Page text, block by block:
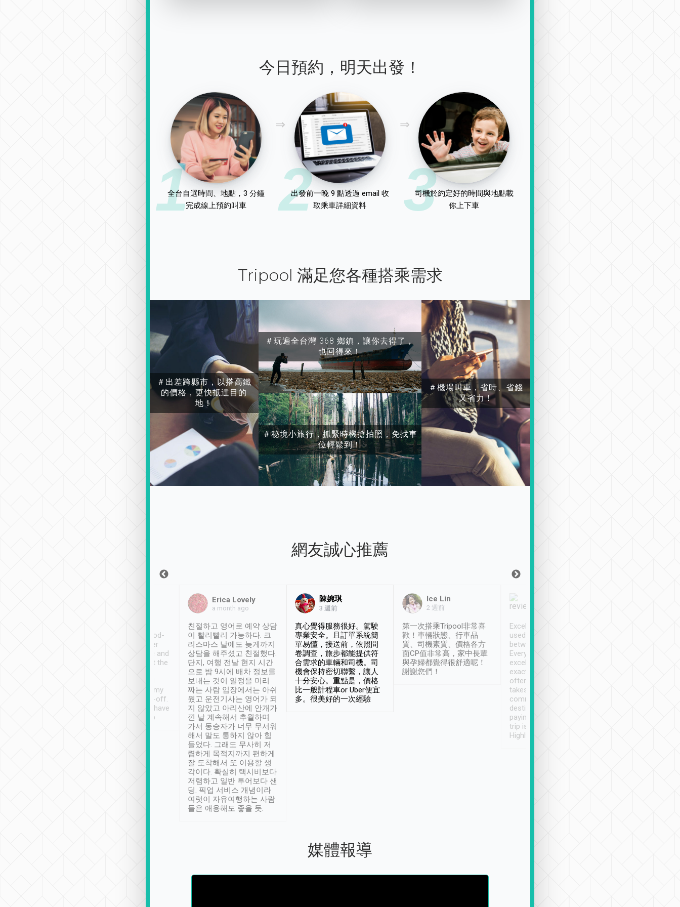
今日預約，明天出發！
1
全台自選時間、地點，3 分鐘
完成線上預約叫車
2
出發前一晚 9 點透過 email 收
取乘車詳細資料
3
司機於約定好的時間與地點載
你上下車
Tripool 滿足您各種搭乘需求
＃出差跨縣市，以搭高鐵
的價格，更快抵達目的
地！
＃玩遍全台灣 368 鄉鎮，讓你去得了，
也回得來！
＃秘境小旅行，抓緊時機搶拍照，免找車
位輕鬆到！
＃機場叫車，省時、省錢
又省力！
網友誠心推薦
service, vehicles in good-
condition and the driver
service was awesome and
thoughtful. Driver went the
have safely arrived at my
destination after drop-off.
Definitely something I have
not seen elsewhere 👍
Erica Lovely
a month ago
친절하고 영어로 예약 상담
이 빨리빨리 가능하다. 크
리스마스 날에도 늦게까지
상담을 해주셨고 친절했다.
단지, 여행 전날 현지 시간
으로 밤 9시에 배차 정보를
보내는 것이 일정을 미리
짜는 사람 입장에서는 아쉬
웠고 운전기사는 영어가 되
지 않았고 아리산에 안개가
낀 날 계속해서 추월하며
가서 동승자가 너무 무서워
해서 말도 통하지 않아 힘
들었다. 그래도 무사히 저
렴하게 목적지까지 편하게
잘 도착해서 또 이용할 생
각이다. 확실히 택시비보다
저렴하고 일반 투어보다 샌
딩. 픽업 서비스 개념이라
여럿이 자유여행하는 사람
들은 애용해도 좋을 듯.
陳婉琪
3 週前
真心覺得服務很好。駕駛
專業安全。且訂單系統簡
單易懂，接送前，依照問
卷調查，旅步都能提供符
合需求的車輛和司機。司
機會保持密切聯繫，讓人
十分安心。重點是，價格
比一般計程車or Uber便宜
多。很美好的一次經驗
Ice Lin
2 週前
第一次搭乘Tripool非常喜
歡！車輛狀態、行車品
質、司機素質、價格各方
面CP值非常高，家中長輩
與孕婦都覺得很舒適呢！
謝謝您們！
Excellent service. We have
used Tripool to travel
between cities in Taiwan.
Every driver has been
excellent and arrives
exactly on time. As there is
often limited English it
takes the difficulty out of
communicating the
destination details and
paying online prior to the
trip is very convenient.
Highly recommended
媒體報導